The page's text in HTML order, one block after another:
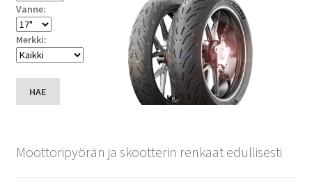
Vanne:
Merkki:
HAE
Moottoripyörän ja skootterin renkaat edullisesti